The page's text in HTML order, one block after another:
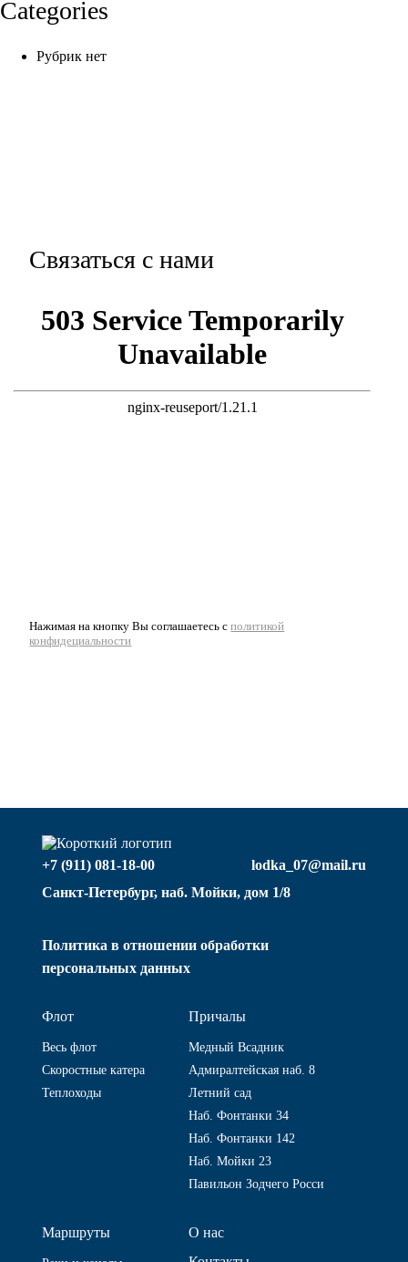
Categories
Рубрик нет
Связаться с нами
Нажимая на кнопку Вы соглашаетесь сполитикой
конфидециальности
+7 (911) 081-18-00
lodka_07@mail.ru
Санкт-Петербург, наб. Мойки, дом 1/8
Политика в отношении обработки
персональных данных
Флот
Весь флот
Скоростные катера
Теплоходы
Причалы
Медный Всадник
Адмиралтейская наб. 8
Летний сад
Наб. Фонтанки 34
Наб. Фонтанки 142
Наб. Мойки 23
Павильон Зодчего Росси
Маршруты
О нас